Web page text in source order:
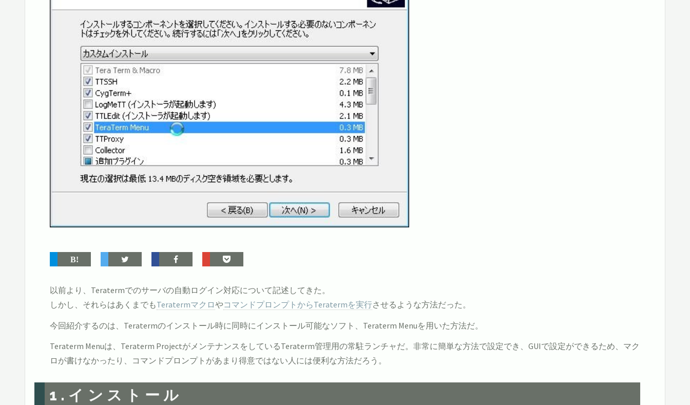
以前より、Teratermでのサーバの自動ログイン対応について記述してきた。
しかし、それらはあくまでもTeratermマクロやコマンドプロンプトからTeratermを実行させるような方法だった。
今回紹介するのは、Teratermのインストール時に同時にインストール可能なソフト、Teraterm Menuを用いた方法だ。
Teraterm Menuは、Teraterm ProjectがメンテナンスをしているTeraterm管理用の常駐ランチャだ。非常に簡単な方法で設定でき、GUIで設定ができるため、マク
ロが書けなかったり、コマンドプロンプトがあまり得意ではない人には便利な方法だろう。
1.インストール